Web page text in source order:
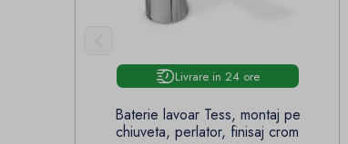
Livrare in 24 ore
Baterie lavoar Tess, montaj pe
chiuveta, perlator, finisaj crom